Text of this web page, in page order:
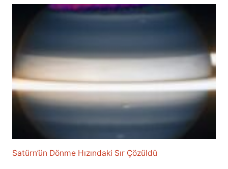
Satürn’ün Dönme Hızındaki Sır Çözüldü